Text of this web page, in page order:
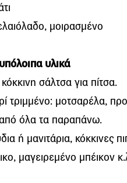
μοιρασμένο
υλικά
σάλτσα για πίτσα.
τριμμένο: μοτσαρέλα,
όλα τα παραπάνω.
ή μανιτάρια, κόκκινες
μαγειρεμένο μπέικον